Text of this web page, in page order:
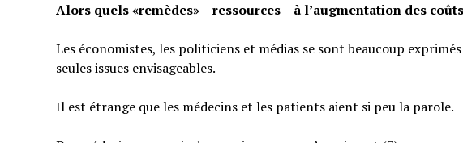
Alors quels «remèdes» – ressources – à l’augmentation des
Les économistes, les politiciens et médias se sont beaucoup
seules issues envisageables.
Il est étrange que les médecins et les patients aient si peu la parole.